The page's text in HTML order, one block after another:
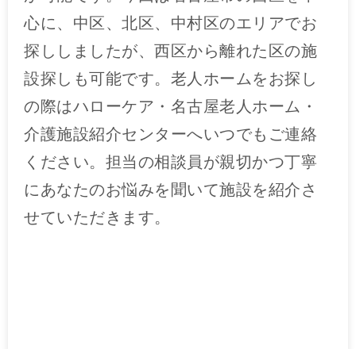
心に、中区、北区、中村区のエリアでお
探ししましたが、西区から離れた区の施
設探しも可能です。老人ホームをお探し
の際はハローケア・名古屋老人ホーム・
介護施設紹介センターへいつでもご連絡
ください。担当の相談員が親切かつ丁寧
にあなたのお悩みを聞いて施設を紹介さ
せていただきます。